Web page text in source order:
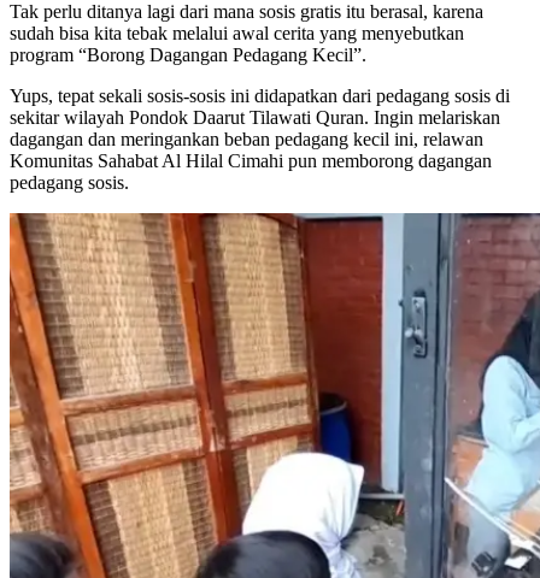
Tak perlu ditanya lagi dari mana sosis gratis itu berasal, karena
sudah bisa kita tebak melalui awal cerita yang menyebutkan
program “Borong Dagangan Pedagang Kecil”.
Yups, tepat sekali sosis-sosis ini didapatkan dari pedagang sosis di
sekitar wilayah Pondok Daarut Tilawati Quran. Ingin melariskan
dagangan dan meringankan beban pedagang kecil ini, relawan
Komunitas Sahabat Al Hilal Cimahi pun memborong dagangan
pedagang sosis.